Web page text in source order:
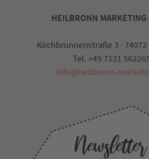
HEILBRONN MARKETING
Kirchbrunnenstraße 3 ·
Tel. +49 7131
info@heilbronn-